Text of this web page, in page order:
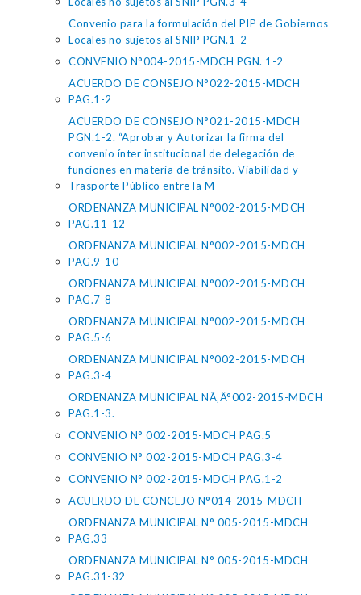
Convenio para la formulación del PIP de Gobiernos
Locales no sujetos al SNIP PGN.1-2
CONVENIO N°004-2015-MDCH PGN. 1-2
ACUERDO DE CONSEJO N°022-2015-MDCH
PAG.1-2
ACUERDO DE CONSEJO N°021-2015-MDCH
PGN.1-2. “Aprobar y Autorizar la firma del
convenio ínter institucional de delegación de
funciones en materia de tránsito. Viabilidad y
Trasporte Público entre la M
ORDENANZA MUNICIPAL N°002-2015-MDCH
PAG.11-12
ORDENANZA MUNICIPAL N°002-2015-MDCH
PAG.9-10
ORDENANZA MUNICIPAL N°002-2015-MDCH
PAG.7-8
ORDENANZA MUNICIPAL N°002-2015-MDCH
PAG.5-6
ORDENANZA MUNICIPAL N°002-2015-MDCH
PAG.3-4
ORDENANZA MUNICIPAL NÃ‚Â°002-2015-MDCH
PAG.1-3.
CONVENIO N° 002-2015-MDCH PAG.5
CONVENIO N° 002-2015-MDCH PAG.3-4
CONVENIO N° 002-2015-MDCH PAG.1-2
ACUERDO DE CONCEJO N°014-2015-MDCH
ORDENANZA MUNICIPAL N° 005-2015-MDCH
PAG.33
ORDENANZA MUNICIPAL N° 005-2015-MDCH
PAG.31-32